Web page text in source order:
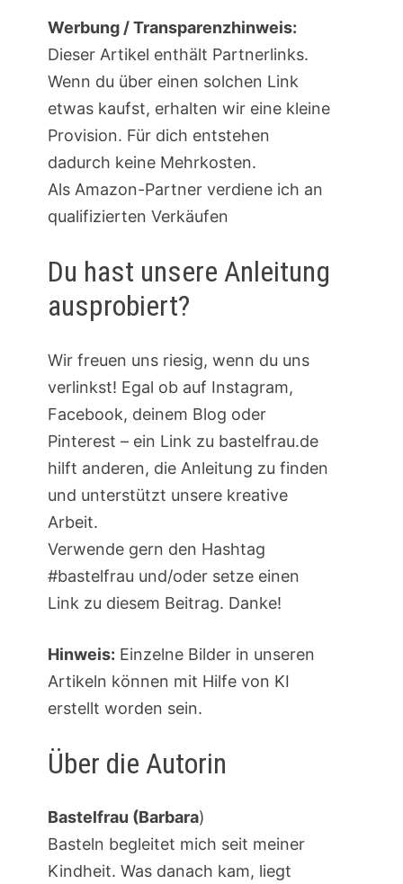
Werbung / Transparenzhinweis:
Dieser Artikel enthält Partnerlinks.
Wenn du über einen solchen Link
etwas kaufst, erhalten wir eine kleine
Provision. Für dich entstehen
dadurch keine Mehrkosten.
Als Amazon-Partner verdiene ich an
qualifizierten Verkäufen
Du hast unsere Anleitung
ausprobiert?
Wir freuen uns riesig, wenn du uns
verlinkst! Egal ob auf Instagram,
Facebook, deinem Blog oder
Pinterest – ein Link zu bastelfrau.de
hilft anderen, die Anleitung zu finden
und unterstützt unsere kreative
Arbeit.
Verwende gern den Hashtag
#bastelfrau und/oder setze einen
Link zu diesem Beitrag. Danke!
Hinweis: Einzelne Bilder in unseren
Artikeln können mit Hilfe von KI
erstellt worden sein.
Über die Autorin
Bastelfrau (Barbara)
Basteln begleitet mich seit meiner
Kindheit. Was danach kam, liegt